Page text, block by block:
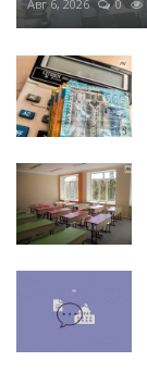
Авг 6, 2026 0